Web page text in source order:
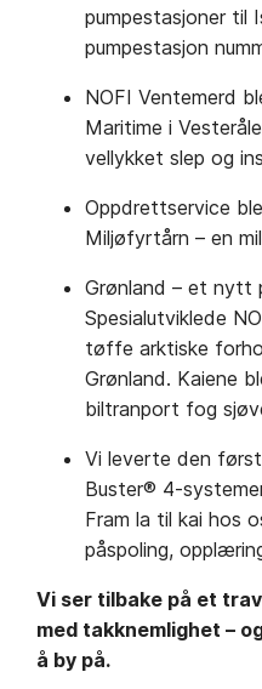
pumpestasjoner til
pumpestasjon
NOFI Ventemerd
Maritime i
vellykket slep og
Oppdrettservice
Miljøfyrtårn – en
Grønland – et nytt
Spesialutviklede
tøffe arktiske
Grønland. Kaiene
biltranport fog
Vi leverte den
Buster® 4-
Fram la til kai hos
påspoling,
Vi ser tilbake på et
med takknemlighet –
å by på.